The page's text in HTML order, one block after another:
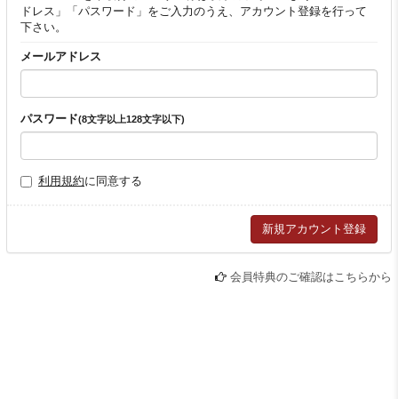
ドレス」「パスワード」をご入力のうえ、アカウント登録を行って
下さい。
メールアドレス
パスワード(8文字以上128文字以下)
利用規約に同意する
会員特典のご確認はこちらから